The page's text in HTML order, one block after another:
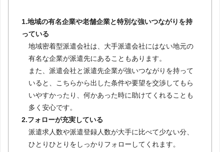
1.地域の有名企業や老舗企業と特別な強いつながりを持
っている
地域密着型派遣会社は、大手派遣会社にはない地元の
有名な企業が派遣先にあることもあります。
また、派遣会社と派遣先企業が強いつながりを持って
いると、こちらから出した条件や要望を交渉してもら
いやすかったり、何かあった時に助けてくれることも
多く安心です。
2.フォローが充実している
派遣求人数や派遣登録人数が大手に比べて少ない分、
ひとりひとりをしっかりフォローしてくれます。